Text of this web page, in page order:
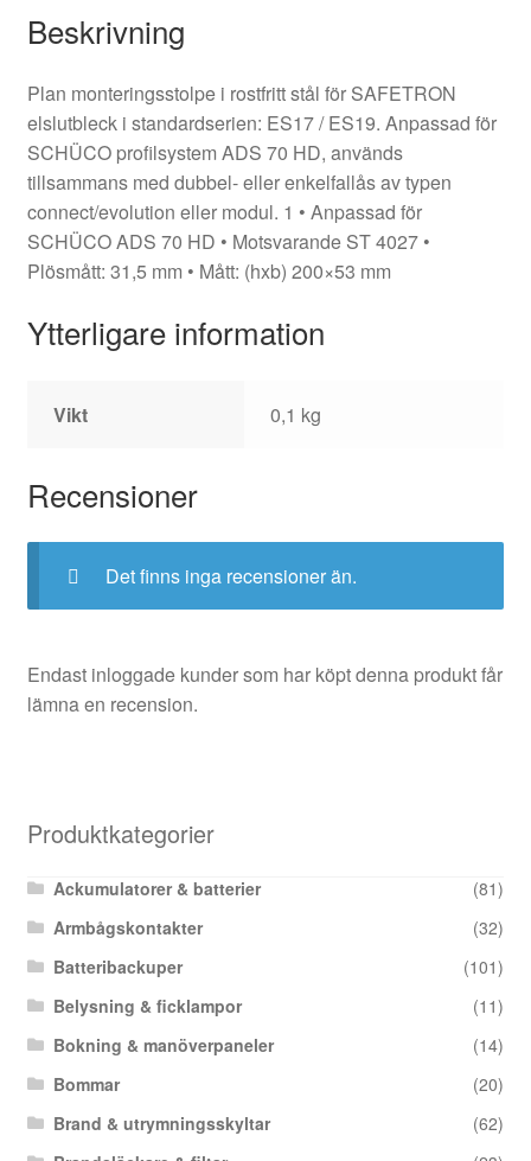
Beskrivning
Plan monteringsstolpe i rostfritt stål för SAFETRON
elslutbleck i standardserien: ES17 / ES19. Anpassad för
SCHÜCO profilsystem ADS 70 HD, används
tillsammans med dubbel- eller enkelfallås av typen
connect/evolution eller modul. 1 • Anpassad för
SCHÜCO ADS 70 HD • Motsvarande ST 4027 •
Plösmått: 31,5 mm • Mått: (hxb) 200×53 mm
Ytterligare information
Vikt 0,1 kg
Recensioner
Det finns inga recensioner än.
Endast inloggade kunder som har köpt denna produkt får
lämna en recension.
Produktkategorier
Ackumulatorer & batterier
(81)
Armbågskontakter
(32)
Batteribackuper
(101)
Belysning & ficklampor
(11)
Bokning & manöverpaneler
(14)
Bommar
(20)
Brand & utrymningsskyltar
(62)